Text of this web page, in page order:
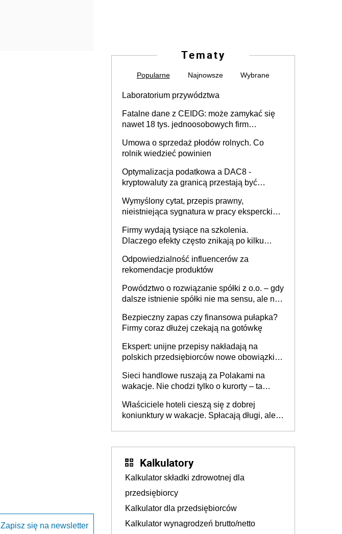
Zapisz się na newsletter
Tematy
Popularne Najnowsze Wybrane
Laboratorium przywództwa
Fatalne dane z CEIDG: może zamykać się
nawet 18 tys. jednoosobowych firm
Umowa o sprzedaż płodów rolnych. Co
rolnik wiedzieć powinien
Optymalizacja podatkowa a DAC8 -
kryptowaluty za granicą przestają być
Wymyślony cytat, przepis prawny,
nieistniejąca sygnatura w pracy eksperckiej -
firmie
Firmy wydają tysiące na szkolenia.
Dlaczego efekty często znikają po kilku
Odpowiedzialność influencerów za
rekomendacje produktów
Powództwo o rozwiązanie spółki z o.o. – gdy
dalsze istnienie spółki nie ma sensu, ale nie
Bezpieczny zapas czy finansowa pułapka?
Firmy coraz dłużej czekają na gotówkę
Ekspert: unijne przepisy nakładają na
polskich przedsiębiorców nowe obowiązki w
Sieci handlowe ruszają za Polakami na
wakacje. Nie chodzi tylko o kurorty – ta
tam, gdzie wielu spędzi urlop po cichu
Właściciele hoteli cieszą się z dobrej
koniunktury w wakacje. Spłacają długi, ale
Kalkulatory
Kalkulator składki zdrowotnej dla
przedsiębiorcy
Kalkulator dla przedsiębiorców
Kalkulator wynagrodzeń brutto/netto